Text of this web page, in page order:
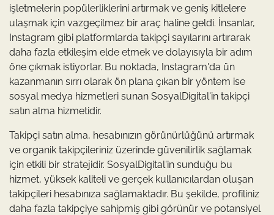
işletmelerin popülerliklerini artırmak ve geniş kitlelere
ulaşmak için vazgeçilmez bir araç haline geldi. İnsanlar,
Instagram gibi platformlarda takipçi sayılarını artırarak
daha fazla etkileşim elde etmek ve dolayısıyla bir adım
öne çıkmak istiyorlar. Bu noktada, Instagram'da ün
kazanmanın sırrı olarak ön plana çıkan bir yöntem ise
sosyal medya hizmetleri sunan SosyalDigital'in takipçi
satın alma hizmetidir.
Takipçi satın alma, hesabınızın görünürlüğünü artırmak
ve organik takipçileriniz üzerinde güvenilirlik sağlamak
için etkili bir stratejidir. SosyalDigital'in sunduğu bu
hizmet, yüksek kaliteli ve gerçek kullanıcılardan oluşan
takipçileri hesabınıza sağlamaktadır. Bu şekilde, profiliniz
daha fazla takipçiye sahipmiş gibi görünür ve potansiyel